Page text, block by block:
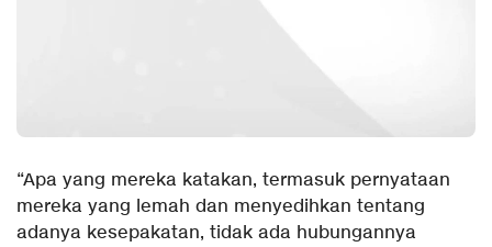
“Apa yang mereka katakan, termasuk pernyataan
mereka yang lemah dan menyedihkan tentang
adanya kesepakatan, tidak ada hubungannya